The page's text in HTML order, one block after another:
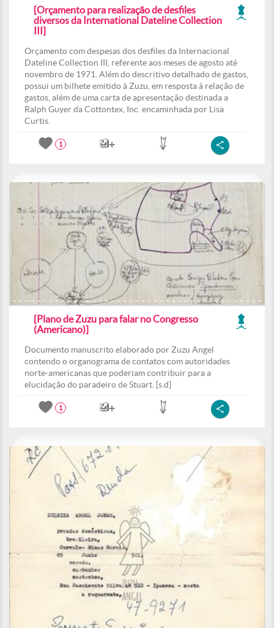
[Orçamento para realização de desfiles
diversos da International Dateline Collection
III]
Orçamento com despesas dos desfiles da Internacional
Dateline Collection III, referente aos meses de agosto até
novembro de 1971. Além do descritivo detalhado de gastos,
possui um bilhete emitido à Zuzu, em resposta à relação de
gastos, além de uma carta de apresentação destinada a
Ralph Guyer da Cottontex, Inc. encaminhada por Lisa
Curtis.
1
[Plano de Zuzu para falar no Congresso
(Americano)]
Documento manuscrito elaborado por Zuzu Angel
contendo o organograma de contatos com autoridades
norte-americanas que poderiam contribuir para a
elucidação do paradeiro de Stuart. [s.d]
1